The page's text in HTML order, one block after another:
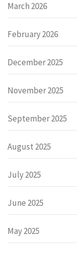
March 2026
February 2026
December 2025
November 2025
September 2025
August 2025
July 2025
June 2025
May 2025